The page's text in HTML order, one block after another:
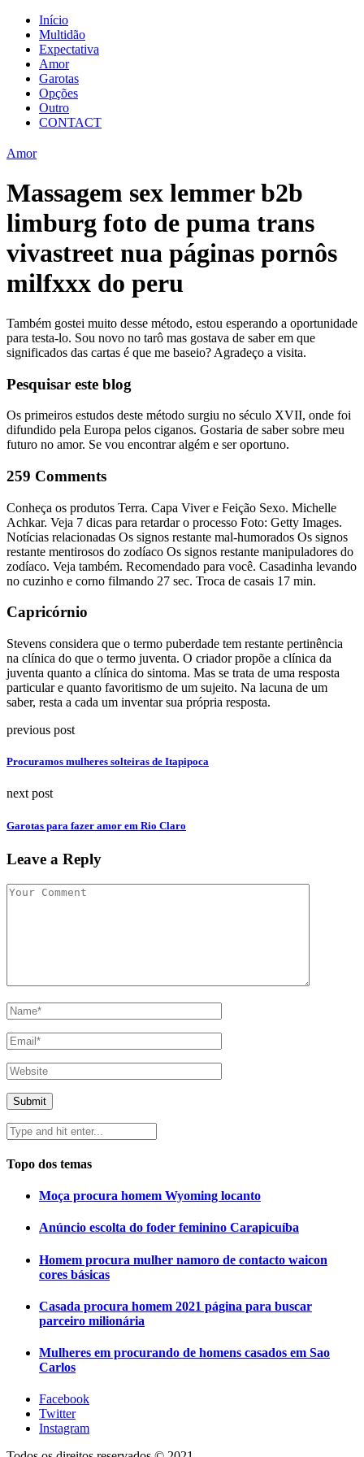
Início
Multidão
Expectativa
Amor
Garotas
Opções
Outro
CONTACT
Amor
Massagem sex lemmer b2b
limburg foto de puma trans
vivastreet nua páginas pornôs
milfxxx do peru
Também gostei muito desse método, estou esperando a oportunidade
para testa-lo. Sou novo no tarô mas gostava de saber em que
significados das cartas é que me baseio? Agradeço a visita.
Pesquisar este blog
Os primeiros estudos deste método surgiu no século XVII, onde foi
difundido pela Europa pelos ciganos. Gostaria de saber sobre meu
futuro no amor. Se vou encontrar algém e ser oportuno.
259 Comments
Conheça os produtos Terra. Capa Viver e Feição Sexo. Michelle
Achkar. Veja 7 dicas para retardar o processo Foto: Getty Images.
Notícias relacionadas Os signos restante mal-humorados Os signos
restante mentirosos do zodíaco Os signos restante manipuladores do
zodíaco. Veja também. Recomendado para você. Casadinha levando
no cuzinho e corno filmando 27 sec. Troca de casais 17 min.
Capricórnio
Stevens considera que o termo puberdade tem restante pertinência
na clínica do que o termo juventa. O criador propõe a clínica da
juventa quanto a clínica do sintoma. Mas se trata de uma resposta
particular e quanto favoritismo de um sujeito. Na lacuna de um
saber, resta a cada um inventar sua própria resposta.
previous post
Procuramos mulheres solteiras de Itapipoca
next post
Garotas para fazer amor em Rio Claro
Leave a Reply
Topo dos temas
Moça procura homem Wyoming locanto
Anúncio escolta do foder feminino Carapicuíba
Homem procura mulher namoro de contacto waicon
cores básicas
Casada procura homem 2021 página para buscar
parceiro milionária
Mulheres em procurando de homens casados em Sao
Carlos
Facebook
Twitter
Instagram